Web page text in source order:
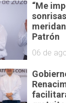
“Me
Patrón
06 de